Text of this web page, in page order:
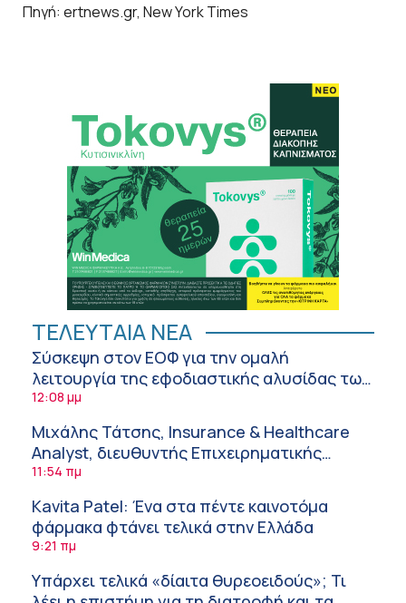
Πηγή: ertnews.gr, New York Times
ΤΕΛΕΥΤΑΙΑ ΝΕΑ
Σύσκεψη στον ΕΟΦ για την ομαλή
λειτουργία της εφοδιαστικής αλυσίδας των
φαρμάκων στη διάρκεια του καλοκαιριού
12:08 μμ
Μιχάλης Τάτσης, Insurance & Healthcare
Analyst, διευθυντής Επιχειρηματικής
Ανάπτυξης Ομίλου HHG
11:54 πμ
Kavita Patel: Ένα στα πέντε καινοτόμα
φάρμακα φτάνει τελικά στην Ελλάδα
9:21 πμ
Υπάρχει τελικά «δίαιτα θυρεοειδούς»; Τι